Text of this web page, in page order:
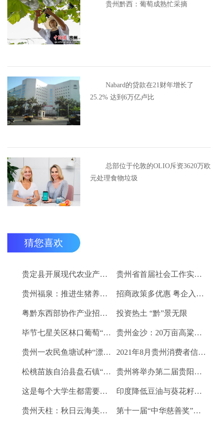
贵州黔西：葡萄成熟忙采摘
Nabard的贷款在21财年增长了
25.2% 达到6万亿卢比
总部位于伦敦的OLIO斥资3620万欧
元处理食物垃圾
猜您喜欢
贵定县开展现代农业产业“稻+N”田间示范技术培训 贵州省首届社会工作实务技能大赛启动
贵州福泉：推进生猪养殖现代化 开创产业发展新格局 招商政策多优惠 粤企入黔得实惠
粤黔东西部协作产业招商对接会将于9月8日举行 投资热土 “黔”景无限
毕节七星关区林口葡萄“卖”进羊城 贵州金沙：20万亩高粱、2.67万亩烤烟喜获丰收
贵州一农民鱼塘试种“漂浮水稻”获成功 亩产千斤稻谷 2021年8月贵州消费者信心及健康指数创下新高
松桃苗族自治县盘石镇“三驾马车”拉出人民群众平安幸福生活 贵州将举办第二届贵阳工业博览会
这是每个大学生都需要的1个金融工具 印度降低豆油与葵花籽油进口税以平息价格
贵州天柱：秋日云海美如画 第十一届“中华慈善奖”揭晓 贵州2企业1项目1人获奖